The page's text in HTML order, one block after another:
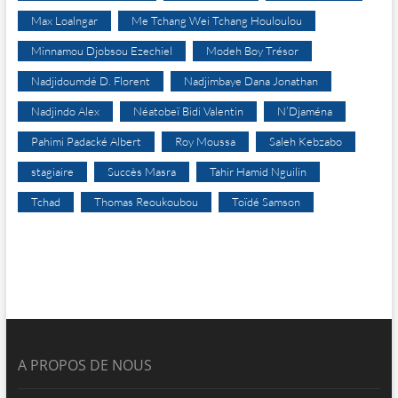
Max Loalngar Me Tchang Wei Tchang Houloulou
Minnamou Djobsou Ezechiel Modeh Boy Trésor
Nadjidoumdé D. Florent Nadjimbaye Dana Jonathan
Nadjindo Alex Néatobeï Bidi Valentin N’Djaména
Pahimi Padacké Albert Roy Moussa Saleh Kebzabo
stagiaire Succès Masra Tahir Hamid Nguilin
Tchad Thomas Reoukoubou Toïdé Samson
A PROPOS DE NOUS